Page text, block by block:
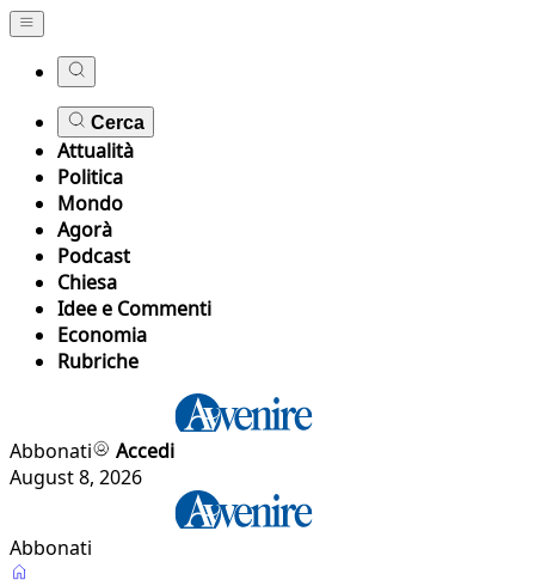
Cerca
Attualità
Politica
Mondo
Agorà
Podcast
Chiesa
Idee e Commenti
Economia
Rubriche
Abbonati
Accedi
August 8, 2026
Abbonati